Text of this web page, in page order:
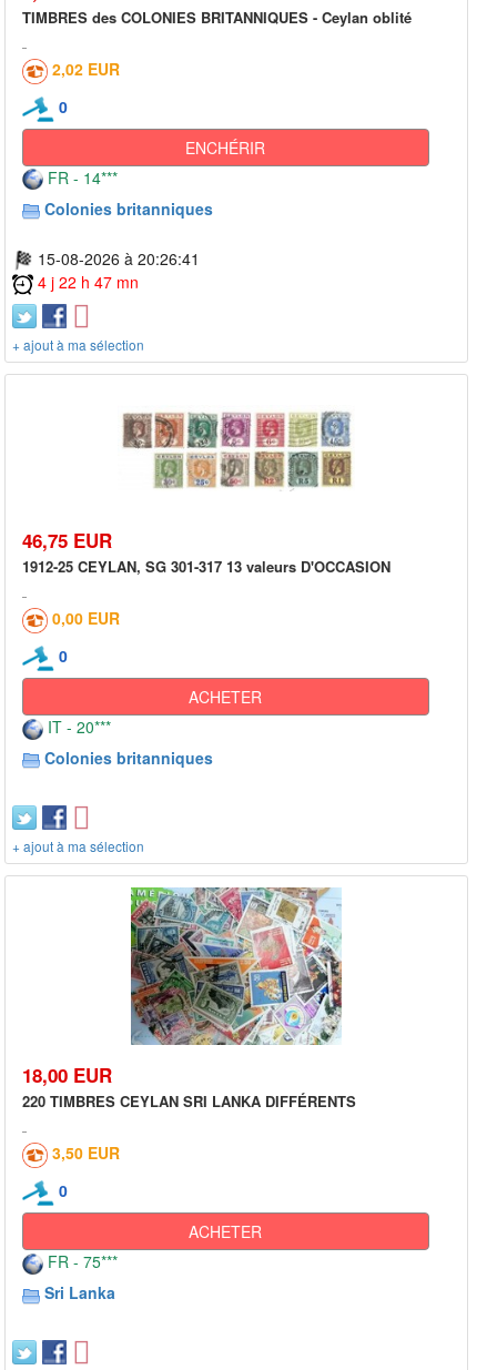
TIMBRES des COLONIES BRITANNIQUES - Ceylan oblité
2,02 EUR
0
ENCHÉRIR
FR - 14***
Colonies britanniques
15-08-2026 à 20:26:41
4 j 22 h 47 mn
+ ajout à ma sélection
46,75 EUR
1912-25 CEYLAN, SG 301-317 13 valeurs D'OCCASION
0,00 EUR
0
ACHETER
IT - 20***
Colonies britanniques
+ ajout à ma sélection
18,00 EUR
220 TIMBRES CEYLAN SRI LANKA DIFFÉRENTS
3,50 EUR
0
ACHETER
FR - 75***
Sri Lanka